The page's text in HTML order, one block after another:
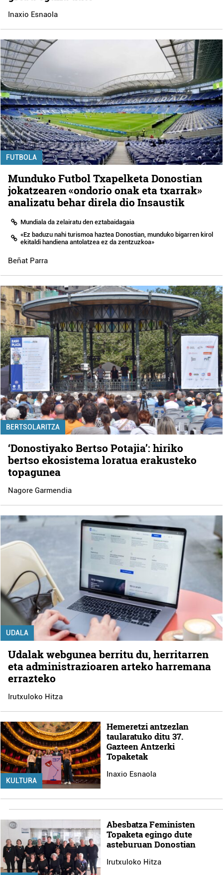
Inaxio Esnaola
FUTBOLA
Munduko Futbol Txapelketa Donostian
jokatzearen «ondorio onak eta txarrak»
analizatu behar direla dio Insaustik
Mundiala da zelairatu den eztabaidagaia
«Ez baduzu nahi turismoa haztea Donostian, munduko bigarren kirol
ekitaldi handiena antolatzea ez da zentzuzkoa»
Beñat Parra
BERTSOLARITZA
‘Donostiyako Bertso Potajia’: hiriko
bertso ekosistema loratua erakusteko
topagunea
Nagore Garmendia
UDALA
Udalak webgunea berritu du, herritarren
eta administrazioaren arteko harremana
errazteko
Irutxuloko Hitza
KULTURA
Hemeretzi antzezlan
taularatuko ditu 37.
Gazteen Antzerki
Topaketak
Inaxio Esnaola
Abesbatza Feministen
Topaketa egingo dute
asteburuan Donostian
Irutxuloko Hitza